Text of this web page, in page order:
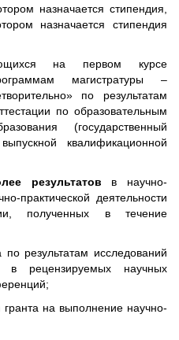
назначается стипендия,
назначается стипендия
на первом курсе
магистратуры –
по результатам
по образовательным
(государственный
квалификационной
результатов в научно-
практической деятельности
полученных в течение
исследований
в рецензируемых научных
на выполнение научно-